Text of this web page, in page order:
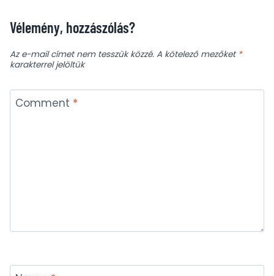
Vélemény, hozzászólás?
Az e-mail címet nem tesszük közzé. A kötelező mezőket *
karakterrel jelöltük
Comment *